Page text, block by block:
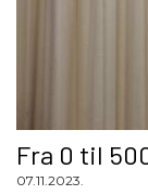
Fra 0 til
07.11.2023.